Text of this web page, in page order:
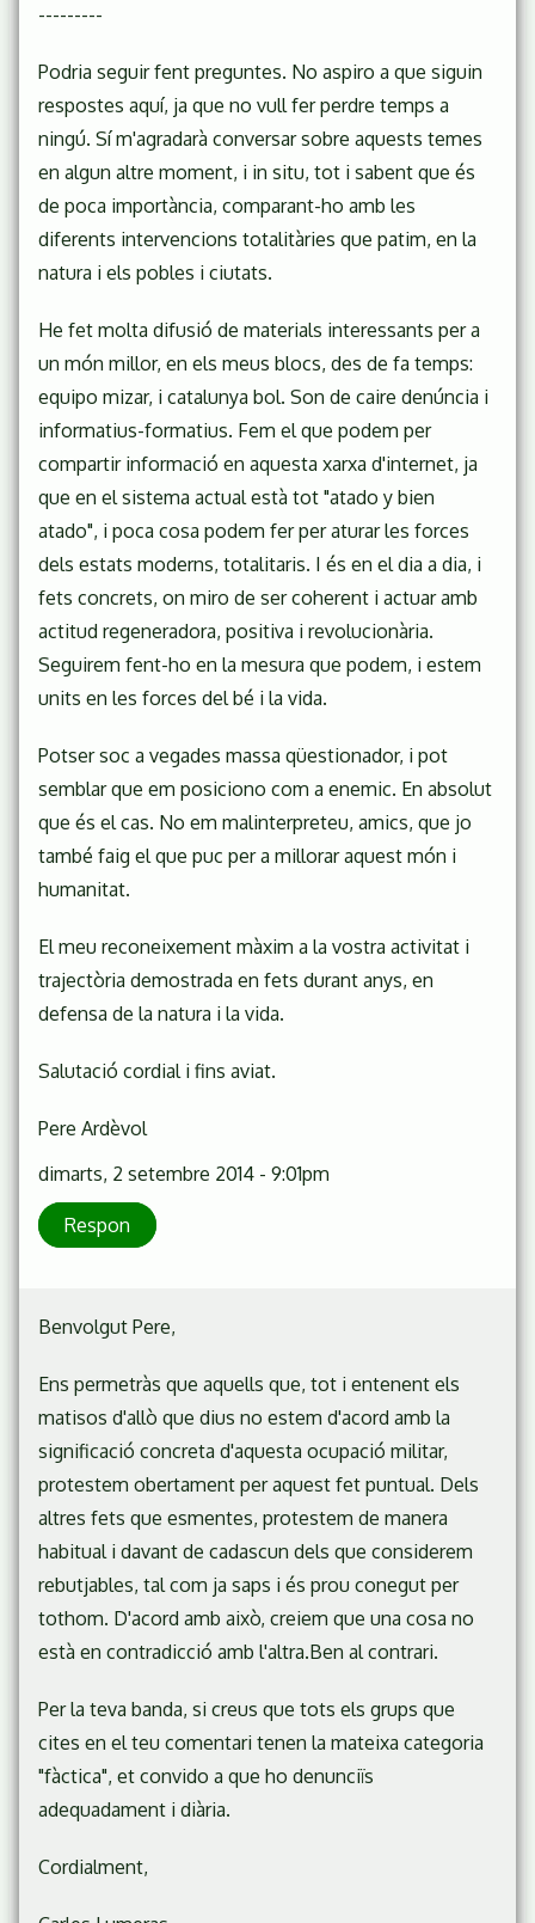
---------
Podria seguir fent preguntes. No aspiro a que siguin
respostes aquí, ja que no vull fer perdre temps a
ningú. Sí m'agradarà conversar sobre aquests temes
en algun altre moment, i in situ, tot i sabent que és
de poca importància, comparant-ho amb les
diferents intervencions totalitàries que patim, en la
natura i els pobles i ciutats.
He fet molta difusió de materials interessants per a
un món millor, en els meus blocs, des de fa temps:
equipo mizar, i catalunya bol. Son de caire denúncia i
informatius-formatius. Fem el que podem per
compartir informació en aquesta xarxa d'internet, ja
que en el sistema actual està tot "atado y bien
atado", i poca cosa podem fer per aturar les forces
dels estats moderns, totalitaris. I és en el dia a dia, i
fets concrets, on miro de ser coherent i actuar amb
actitud regeneradora, positiva i revolucionària.
Seguirem fent-ho en la mesura que podem, i estem
units en les forces del bé i la vida.
Potser soc a vegades massa qüestionador, i pot
semblar que em posiciono com a enemic. En absolut
que és el cas. No em malinterpreteu, amics, que jo
també faig el que puc per a millorar aquest món i
humanitat.
El meu reconeixement màxim a la vostra activitat i
trajectòria demostrada en fets durant anys, en
defensa de la natura i la vida.
Salutació cordial i fins aviat.
Pere Ardèvol
dimarts, 2 setembre 2014 - 9:01pm
Respon
Benvolgut Pere,
Ens permetràs que aquells que, tot i entenent els
matisos d'allò que dius no estem d'acord amb la
significació concreta d'aquesta ocupació militar,
protestem obertament per aquest fet puntual. Dels
altres fets que esmentes, protestem de manera
habitual i davant de cadascun dels que considerem
rebutjables, tal com ja saps i és prou conegut per
tothom. D'acord amb això, creiem que una cosa no
està en contradicció amb l'altra.Ben al contrari.
Per la teva banda, si creus que tots els grups que
cites en el teu comentari tenen la mateixa categoria
"fàctica", et convido a que ho denunciïs
adequadament i diària.
Cordialment,